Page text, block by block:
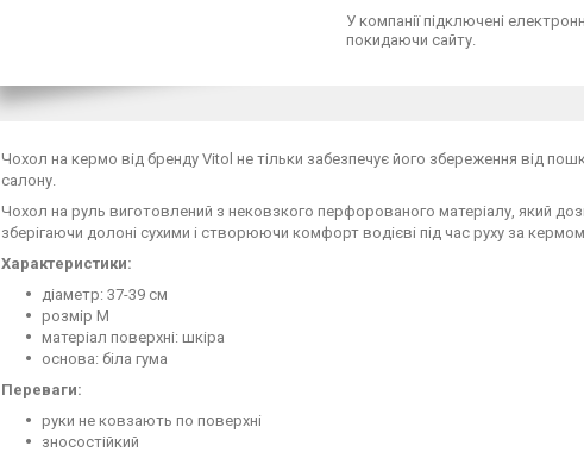
У компанії підключені
покидаючи сайту.
Чохол на кермо від бренду Vitol не тільки забезпечує його збереження від
салону.
Чохол на руль виготовлений з нековзкого перфорованого матеріалу, який
зберігаючи долоні сухими і створюючи комфорт водієві під час руху за кермом.
Характеристики:
діаметр: 37-39 см
розмір M
матеріал поверхні: шкіра
основа: біла гума
Переваги:
руки не ковзають по поверхні
зносостійкий